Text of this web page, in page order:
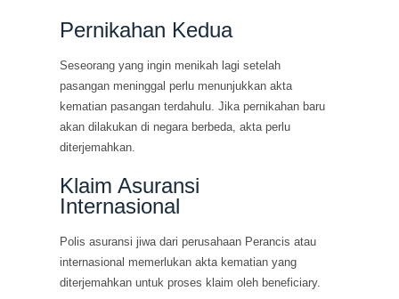
Pernikahan Kedua
Seseorang yang ingin menikah lagi setelah
pasangan meninggal perlu menunjukkan akta
kematian pasangan terdahulu. Jika pernikahan baru
akan dilakukan di negara berbeda, akta perlu
diterjemahkan.
Klaim Asuransi
Internasional
Polis asuransi jiwa dari perusahaan Perancis atau
internasional memerlukan akta kematian yang
diterjemahkan untuk proses klaim oleh beneficiary.